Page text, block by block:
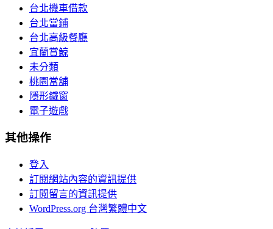
台北機車借款
台北當鋪
台北高級餐廳
宜蘭賞鯨
未分類
桃園當舖
隱形鐵窗
電子遊戲
其他操作
登入
訂閱網站內容的資訊提供
訂閱留言的資訊提供
WordPress.org 台灣繁體中文